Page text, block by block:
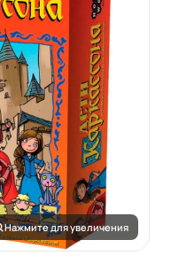
Нажмите для увеличения